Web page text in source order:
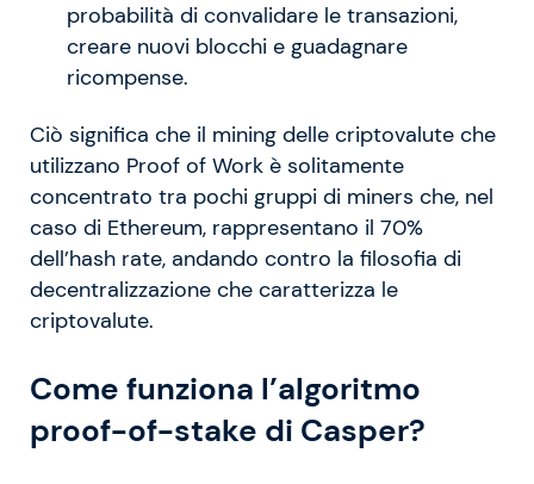
probabilità di convalidare le transazioni,
creare nuovi blocchi e guadagnare
ricompense.
Ciò significa che il mining delle criptovalute che
utilizzano Proof of Work è solitamente
concentrato tra pochi gruppi di miners che, nel
caso di Ethereum, rappresentano il 70%
dell’hash rate, andando contro la filosofia di
decentralizzazione che caratterizza le
criptovalute.
Come funziona l’algoritmo
proof-of-stake di Casper?